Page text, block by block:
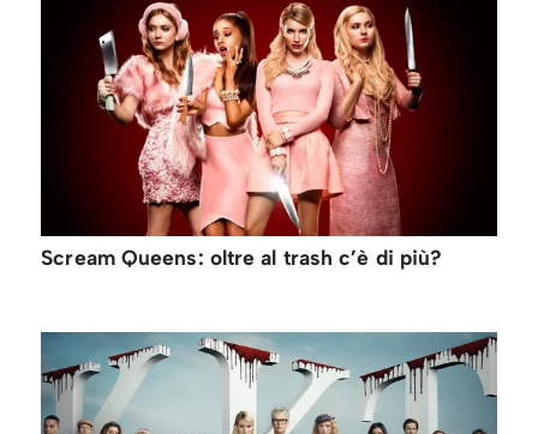
Scream Queens: oltre al trash c’è di più?